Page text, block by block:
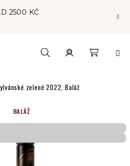
2500 KČ
zelené 2022, Baláž
BALÁŽ